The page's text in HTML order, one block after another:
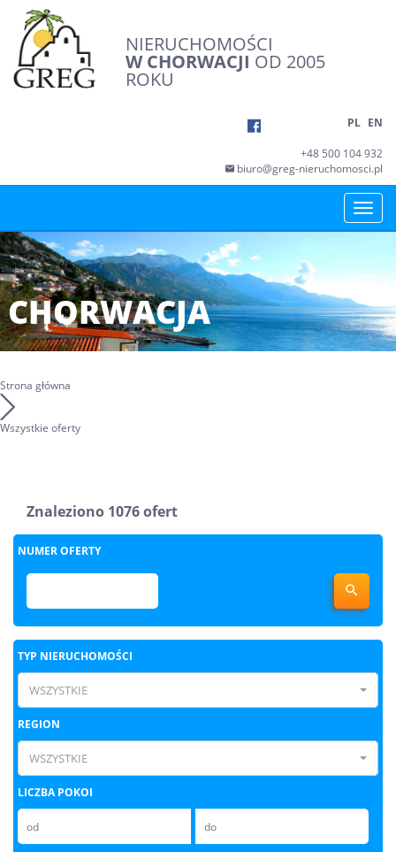
NIERUCHOMOŚCI
W CHORWACJI OD 2005
ROKU
PL EN
+48 500 104 932
biuro@greg-nieruchomosci.pl
Toggle
CHORWACJA
Strona główna
Wszystkie oferty
Znaleziono 1076 ofert
NUMER OFERTY

TYP NIERUCHOMOŚCI
WSZYSTKIE
REGION
WSZYSTKIE
LICZBA POKOI